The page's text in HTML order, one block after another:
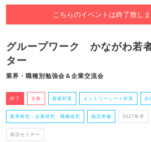
こちらのイベントは終了致しま
グループワーク かながわ若
ター
業界・職種別勉強会＆企業交流会
終了 全般 面接対策 エントリーシート対策 自
業界研究・企業研究・職種研究 就活準備 2027年卒
就活セミナー